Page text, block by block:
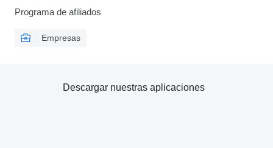
Programa de afiliados
Empresas
Descargar nuestras aplicaciones